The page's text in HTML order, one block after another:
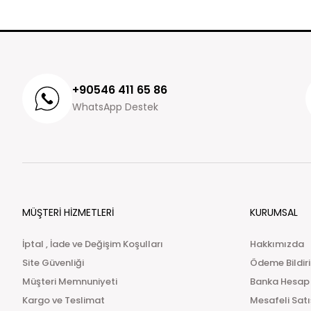
+90546 411 65 86
WhatsApp Destek
MÜŞTERİ HİZMETLERİ
İptal , İade ve Değişim Koşulları
Site Güvenliği
Müşteri Memnuniyeti
Kargo ve Teslimat
KURUMSAL
Hakkımızda
Ödeme
Banka
Mesafeli